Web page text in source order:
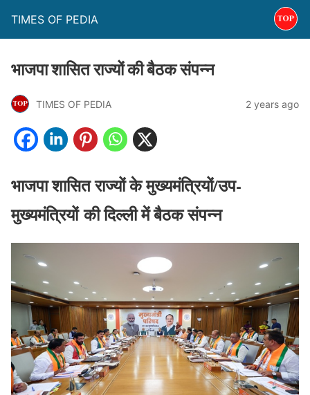
TIMES OF PEDIA
भाजपा शासित राज्यों की बैठक संपन्न
TIMES OF PEDIA 2 years ago
भाजपा शासित राज्यों के मुख्यमंत्रियों/उप-
मुख्यमंत्रियों की दिल्ली में बैठक संपन्न